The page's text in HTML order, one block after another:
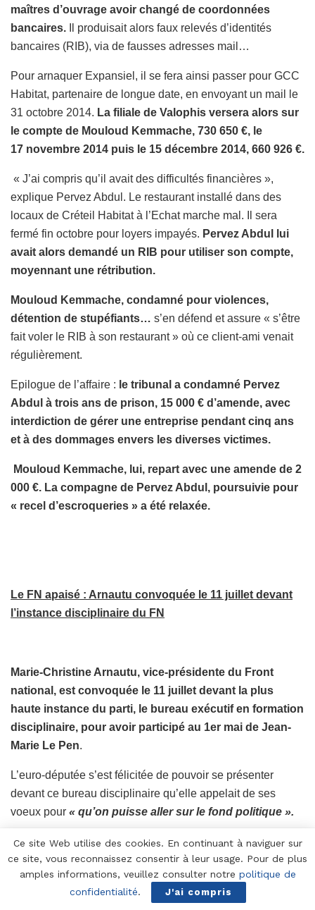
maîtres d’ouvrage avoir changé de coordonnées
bancaires.
Il produisait alors faux relevés d’identités
bancaires (RIB), via de fausses adresses mail…
Pour arnaquer Expansiel, il se fera ainsi passer pour GCC
Habitat, partenaire de longue date, en envoyant un mail le
31 octobre 2014. La filiale de Valophis versera alors sur
le compte de Mouloud Kemmache, 730 650 €, le
17 novembre 2014 puis le 15 décembre 2014, 660 926 €.
« J’ai compris qu’il avait des difficultés financières »,
explique Pervez Abdul. Le restaurant installé dans des
locaux de Créteil Habitat à l’Echat marche mal. Il sera
fermé fin octobre pour loyers impayés. Pervez Abdul lui
avait alors demandé un RIB pour utiliser son compte,
moyennant une rétribution.
Mouloud Kemmache, condamné pour violences,
détention de stupéfiants… s’en défend et assure « s’être
fait voler le RIB à son restaurant » où ce client-ami venait
régulièrement.
Epilogue de l’affaire : le tribunal a condamné Pervez
Abdul à trois ans de prison, 15 000 € d’amende, avec
interdiction de gérer une entreprise pendant cinq ans
et à des dommages envers les diverses victimes.
Mouloud Kemmache, lui, repart avec une amende de 2
000 €. La compagne de Pervez Abdul, poursuivie pour
« recel d’escroqueries » a été relaxée.
Le FN apaisé : Arnautu convoquée le 11 juillet devant
l’instance disciplinaire du FN
Marie-Christine Arnautu, vice-présidente du Front
national, est convoquée le 11 juillet devant la plus
haute instance du parti, le bureau exécutif en formation
disciplinaire, pour avoir participé au 1er mai de Jean-
Marie Le Pen.
L’euro-députée s’est félicitée de pouvoir se présenter
devant ce bureau disciplinaire qu’elle appelait de ses
voeux pour « qu’on puisse aller sur le fond politique ».
D’autres cadres frontistes avaient été sanctionnés en
perdant la tête de la fédération départementale qu’ils
dirigeaient, comme l’eurodéputée Mireille d’Ornano (Isère),
l’époux de Mme Arnautu, Philippe Chevrier (Yvelines) ou
Ce site Web utilise des cookies. En continuant à naviguer sur
ce site, vous reconnaissez consentir à leur usage. Pour de plus
amples informations, veuillez consulter notre politique de
confidentialité. J'ai compris